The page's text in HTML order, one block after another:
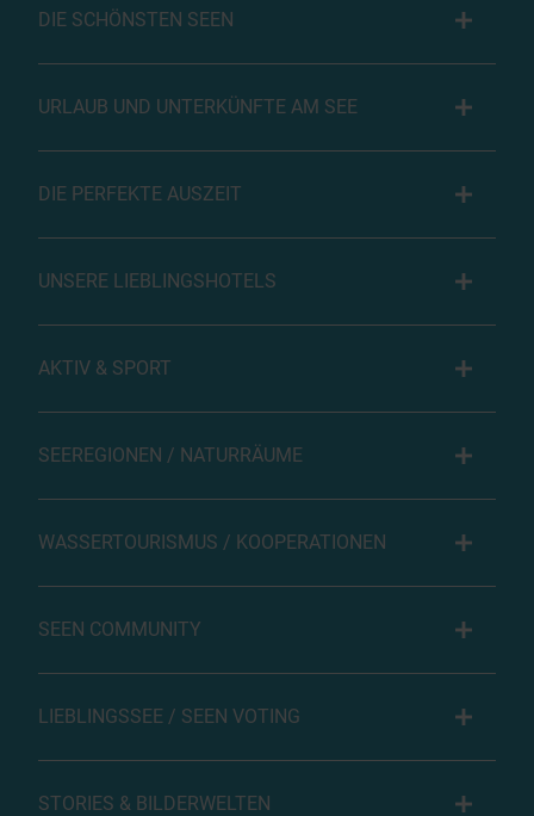
DIE SCHÖNSTEN SEEN
URLAUB UND UNTERKÜNFTE AM SEE
DIE PERFEKTE AUSZEIT
UNSERE LIEBLINGSHOTELS
AKTIV & SPORT
SEEREGIONEN / NATURRÄUME
WASSERTOURISMUS / KOOPERATIONEN
SEEN COMMUNITY
LIEBLINGSSEE / SEEN VOTING
STORIES & BILDERWELTEN